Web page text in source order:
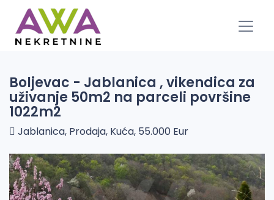
Boljevac - Jablanica , vikendica za
uživanje 50m2 na parceli površine
1022m2
Jablanica, Prodaja, Kuća, 55.000 Eur